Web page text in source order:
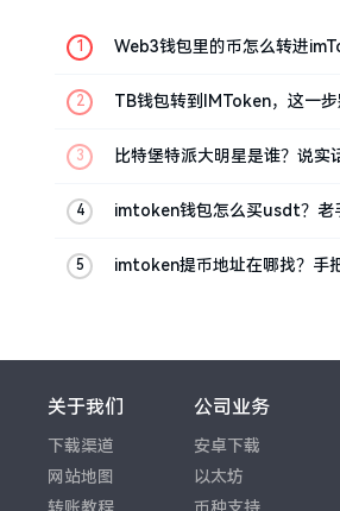
Web3钱包里的币怎么转进
TB钱包转到IMToken，这一步
比特堡特派大明星是谁？说实
imtoken钱包怎么买usdt？老
imtoken提币地址在哪找？手
关于我们
下载渠道
网站地图
公司业务
安卓下载
以太坊